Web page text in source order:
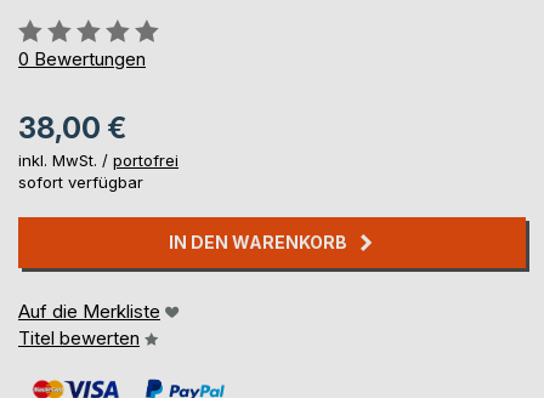
Bewertung::
0%
0 Bewertungen
38,00 €
inkl. MwSt. / portofrei
sofort verfügbar
IN DEN WARENKORB
Auf die Merkliste
Titel bewerten